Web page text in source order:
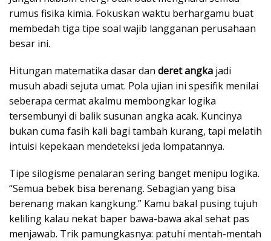
rumus fisika kimia. Fokuskan waktu berhargamu buat
membedah tiga tipe soal wajib langganan perusahaan
besar ini.
Hitungan matematika dasar dan deret angka jadi
musuh abadi sejuta umat. Pola ujian ini spesifik menilai
seberapa cermat akalmu membongkar logika
tersembunyi di balik susunan angka acak. Kuncinya
bukan cuma fasih kali bagi tambah kurang, tapi melatih
intuisi kepekaan mendeteksi jeda lompatannya.
Tipe silogisme penalaran sering banget menipu logika.
“Semua bebek bisa berenang. Sebagian yang bisa
berenang makan kangkung.” Kamu bakal pusing tujuh
keliling kalau nekat baper bawa-bawa akal sehat pas
menjawab. Trik pamungkasnya: patuhi mentah-mentah